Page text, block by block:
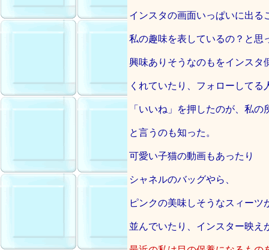
インスタの画面いっぱいに出る
私の趣味を表しているの？と思
興味ありそうなのもをインスタ
くれていたり、フォローしてる
「いいね」を押したのが、私の
と言うのも知った。
可愛い子猫の動画もあったり
シャネルのバッグやら、
ピンクの美味しそうなスィーツ
並んでいたり、インスター映え